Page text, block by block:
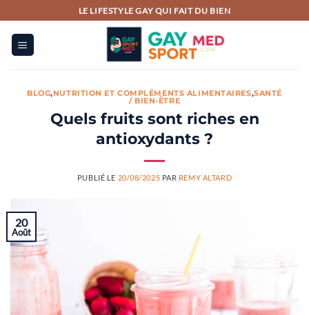
au
contenu
LE LIFESTYLE GAY QUI FAIT DU BIEN
BLOG,NUTRITION ET COMPLÉMENTS ALIMENTAIRES,SANTÉ
/ BIEN-ÊTRE
Quels fruits sont riches en
antioxydants ?
PUBLIÉ LE 20/08/2025 PAR REMY ALTARD
20
Août